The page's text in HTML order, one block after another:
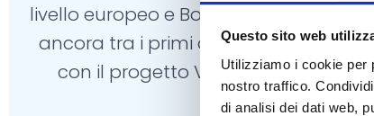
Questo sito web
Utilizziamo i cookie per
nostro traffico.
di analisi dei dati web,
livello europeo e Bologna figura
ancora tra i primi della classe
con il progetto Vitaever®.”